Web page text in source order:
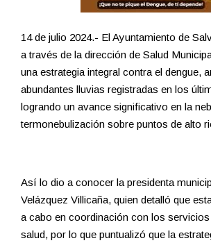
14 de julio 2024.- El Ayuntamiento de
a través de la dirección de Salud
una estrategia integral contra el dengue,
abundantes lluvias registradas en los
logrando un avance significativo en la
termonebulización sobre puntos de alto
Así lo dio a conocer la presidenta
Velázquez Villicaña, quien detalló que
a cabo en coordinación con los
salud, por lo que puntualizó que la